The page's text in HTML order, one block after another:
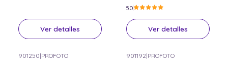
Ver detalles
5.0
Ver detalles
901250|PROFOTO 901192|PROFOTO